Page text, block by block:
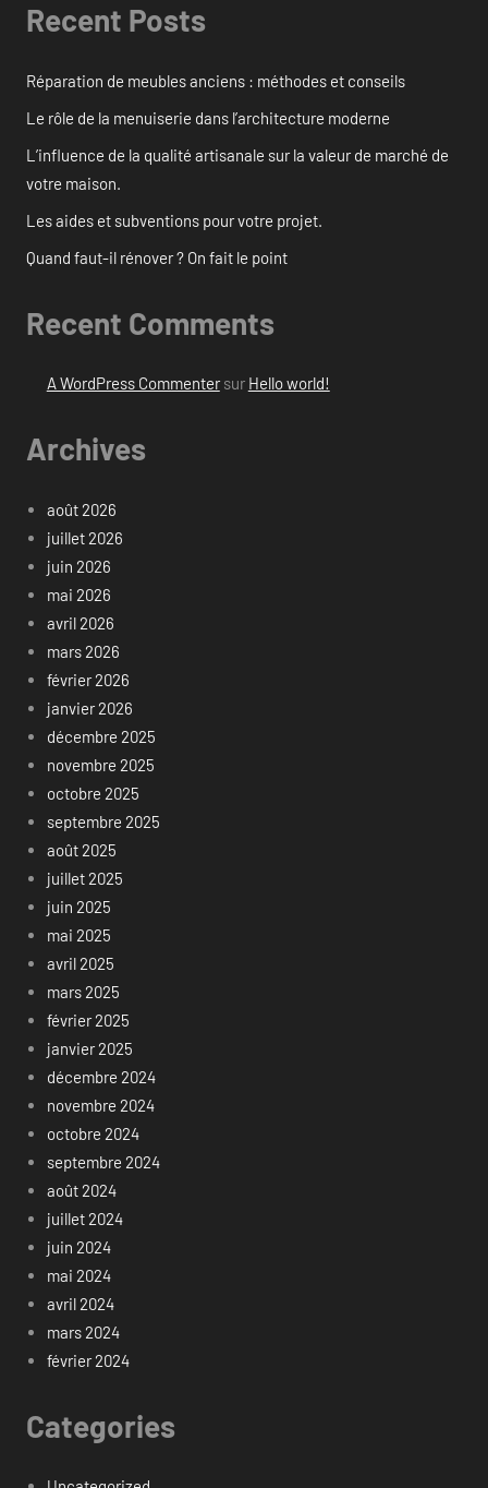
Recent Posts
Réparation de meubles anciens : méthodes et conseils
Le rôle de la menuiserie dans l’architecture moderne
L’influence de la qualité artisanale sur la valeur de marché de
votre maison.
Les aides et subventions pour votre projet.
Quand faut-il rénover ? On fait le point
Recent Comments
A WordPress Commentersur Hello world!
Archives
août 2026
juillet 2026
juin 2026
mai 2026
avril 2026
mars 2026
février 2026
janvier 2026
décembre 2025
novembre 2025
octobre 2025
septembre 2025
août 2025
juillet 2025
juin 2025
mai 2025
avril 2025
mars 2025
février 2025
janvier 2025
décembre 2024
novembre 2024
octobre 2024
septembre 2024
août 2024
juillet 2024
juin 2024
mai 2024
avril 2024
mars 2024
février 2024
Categories